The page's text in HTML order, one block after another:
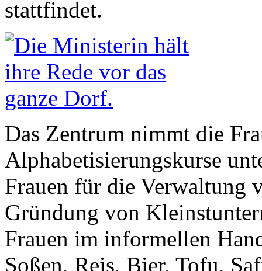
stattfindet.
Das Zentrum nimmt die
Alphabetisierungskurse
Frauen für die Verwaltung
Gründung von
Frauen im informellen
Soßen, Reis, Bier, Tofu,